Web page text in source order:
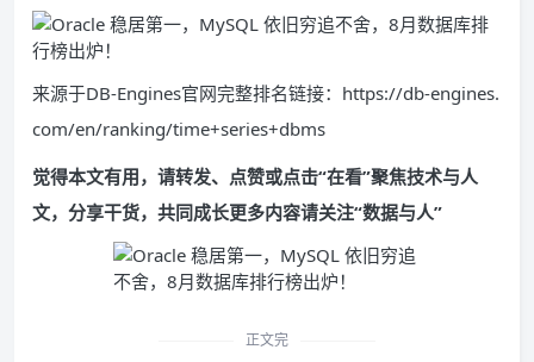
来源于DB-Engines官网完整排名链接：https://db-engines.
com/en/ranking/time+series+dbms
觉得本文有用，请转发、点赞或点击“在看”聚焦技术与人
文，分享干货，共同成长更多内容请关注“数据与人”
正文完